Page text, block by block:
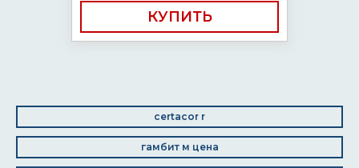
КУПИТЬ
certacor r
гамбит м цена